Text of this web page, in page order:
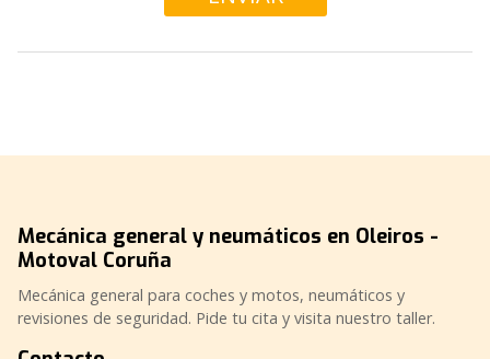
Mecánica general y neumáticos en Oleiros -
Motoval Coruña
Mecánica general para coches y motos, neumáticos y
revisiones de seguridad. Pide tu cita y visita nuestro taller.